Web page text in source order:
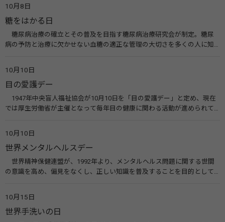
10月8日
糖をはかる日
糖尿病治療の確立とその普及を目指す糖尿病治療研究会が制定。糖尿
病の予防と治療に欠かせない血糖の適正な管理の大切さを多くの人に知
療研究会） 糖尿病ネットワーク
10月10日
目の愛護デー
1947年中央盲人福祉協会が10月10日を「目の愛護デー」と定め、現在
では厚生労働省が主催となって毎年目の健康に関わる活動が進められて
会）
10月10日
世界メンタルヘルスデー
世界精神保健連盟が、1992年より、メンタルヘルス問題に関する世間
の意識を高め、偏見をなくし、正しい知識を普及することを目的として、
す。 関連リンク 世界メンタルヘルスデー（厚生労働省） 働く人のメンタ
ルヘルス・ポータルサイト「こころの耳」（厚生労働省）
10月15日
世界手洗いの日